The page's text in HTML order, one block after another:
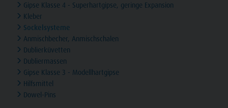
Gipse Klasse 4 - Superhartgipse, geringe Expansion
Kleber
Sockelsysteme
Anmischbecher, Anmischschalen
Dublierküvetten
Dubliermassen
Gipse Klasse 3 - Modellhartgipse
Hilfsmittel
Dowel-Pins